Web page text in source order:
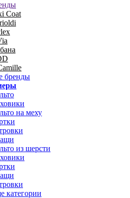
Coat
бренды
на меху
из шерсти
категории